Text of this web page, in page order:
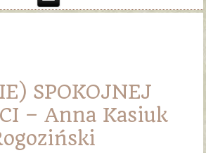
SPOKOJNEJ
– Anna Kasiuk